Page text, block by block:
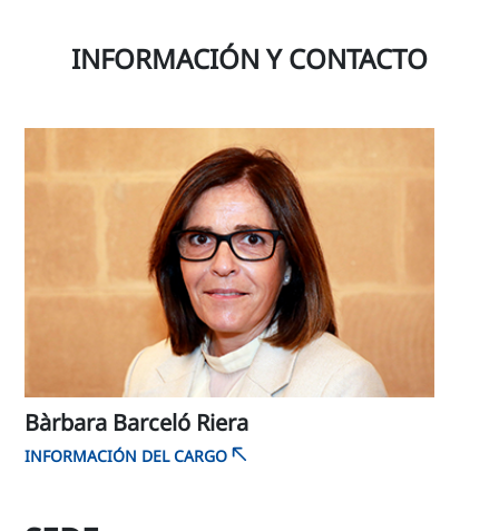
INFORMACIÓN Y CONTACTO
Bàrbara Barceló Riera
INFORMACIÓN DEL CARGO